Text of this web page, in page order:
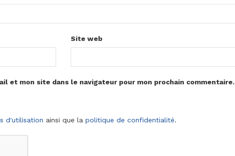
Site web
et mon site dans le navigateur pour mon prochain commentaire.
d'utilisation ainsi que la politique de confidentialité.